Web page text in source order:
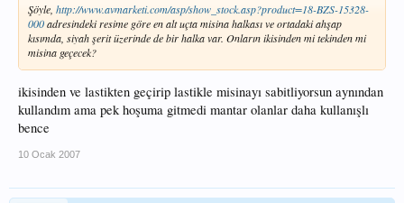
Şöyle, http://www.avmarketi.com/asp/show_stock.asp?product=18-BZS-15328-
000adresindeki resime göre en alt uçta misina halkası ve ortadaki ahşap
kısımda, siyah şerit üzerinde de bir halka var. Onların ikisinden mi tekinden mi
misina geçecek?
ikisinden ve lastikten geçirip lastikle misinayı sabitliyorsun aynından
kullandım ama pek hoşuma gitmedi mantar olanlar daha kullanışlı
bence
10 Ocak 2007